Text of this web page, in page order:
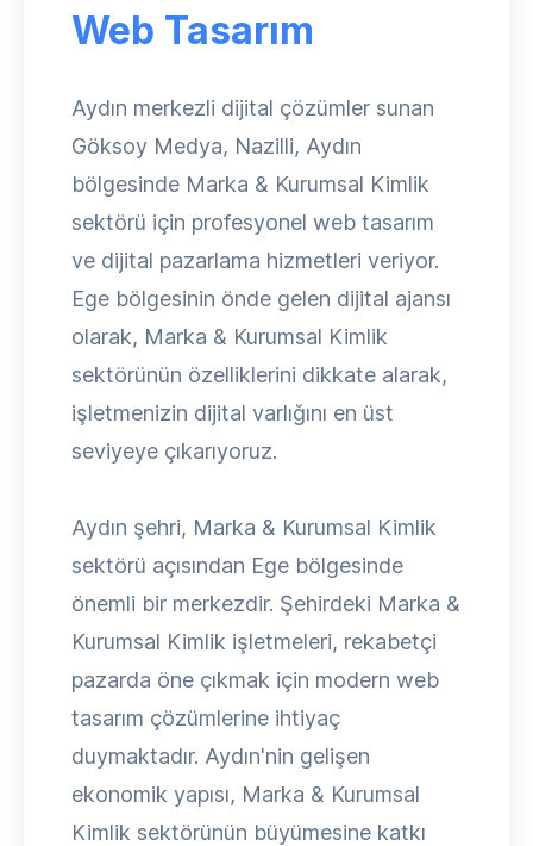
Web Tasarım
Aydın merkezli dijital çözümler sunan
Göksoy Medya, Nazilli, Aydın
bölgesinde Marka & Kurumsal Kimlik
sektörü için profesyonel web tasarım
ve dijital pazarlama hizmetleri veriyor.
Ege bölgesinin önde gelen dijital ajansı
olarak, Marka & Kurumsal Kimlik
sektörünün özelliklerini dikkate alarak,
işletmenizin dijital varlığını en üst
seviyeye çıkarıyoruz.
Aydın şehri, Marka & Kurumsal Kimlik
sektörü açısından Ege bölgesinde
önemli bir merkezdir. Şehirdeki Marka &
Kurumsal Kimlik işletmeleri, rekabetçi
pazarda öne çıkmak için modern web
tasarım çözümlerine ihtiyaç
duymaktadır. Aydın'nin gelişen
ekonomik yapısı, Marka & Kurumsal
Kimlik sektörünün büyümesine katkı